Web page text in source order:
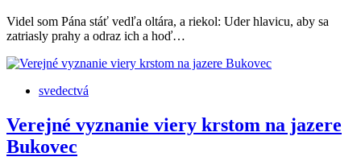
Videl som Pána stáť vedľa oltára, a riekol: Uder hlavicu, aby sa
zatriasly prahy a odraz ich a hoď…
svedectvá
Verejné vyznanie viery krstom na jazere
Bukovec